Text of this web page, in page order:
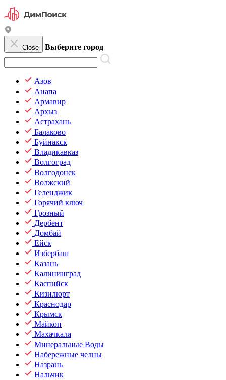
Close Выберите город
Азов
Анапа
Армавир
Архыз
Астрахань
Балаково
Буйнакск
Владикавказ
Волгоград
Волгодонск
Волжский
Геленджик
Горячий ключ
Грозный
Дербент
Домбай
Ейск
Избербаш
Казань
Калининград
Каспийск
Кизилюрт
Краснодар
Крымск
Майкоп
Махачкала
Минеральные Воды
Набережные челны
Назрань
Нальчик